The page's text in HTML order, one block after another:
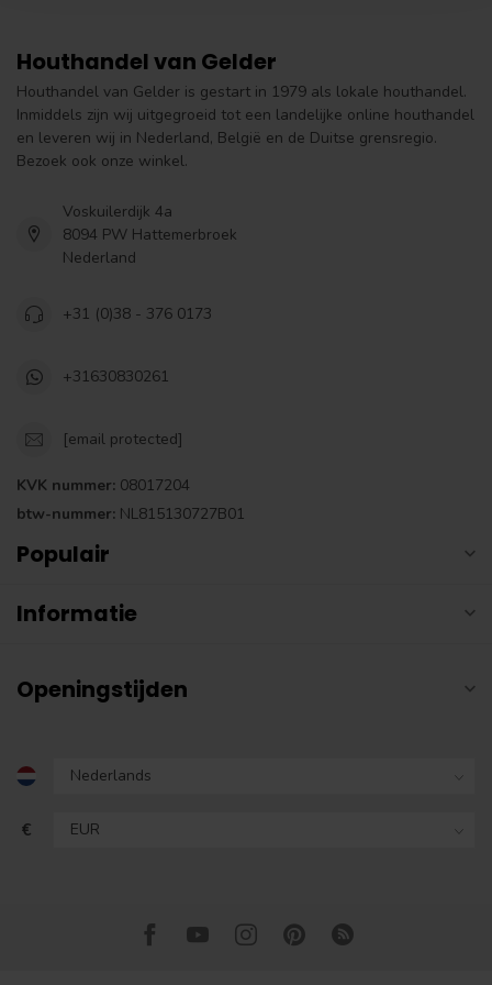
Houthandel van Gelder
Houthandel van Gelder is gestart in 1979 als lokale houthandel.
Inmiddels zijn wij uitgegroeid tot een landelijke online houthandel
en leveren wij in Nederland, België en de Duitse grensregio.
Bezoek ook onze winkel.
Voskuilerdijk 4a
8094 PW Hattemerbroek
Nederland
+31 (0)38 - 376 0173
+31630830261
[email protected]
KVK nummer: 08017204
btw-nummer: NL815130727B01
Populair
Informatie
Openingstijden
€